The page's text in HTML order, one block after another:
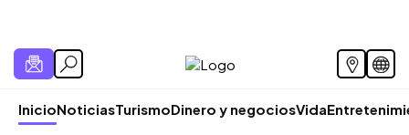
InicioNoticiasTurismoDinero y negociosVida